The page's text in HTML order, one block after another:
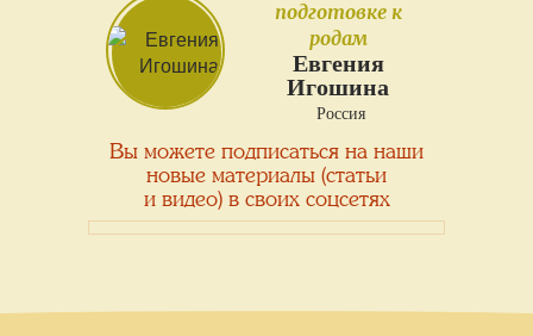
подготовке к
родам
Евгения
Игошина
Россия
Вы можете подписаться на наши
новые материалы (статьи
и видео) в своих соцсетях